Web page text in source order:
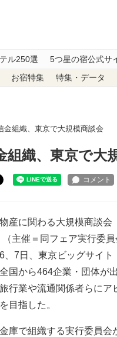
ル250選 5つ星の宿公式サ
お宿特集 特集・データ
組織、東京で大規模商談会
織、東京で大
産に関わる大規模商談会
（主催＝同フェア実行委
、7日、東京ビッグサイト
国から464企業・団体が
行業や流通関係者らにア
目指した。
庫で組織する実行委員会